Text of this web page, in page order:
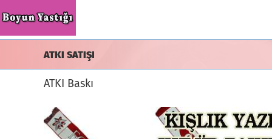
to
ATKI SATIŞI
ATKI Baskı